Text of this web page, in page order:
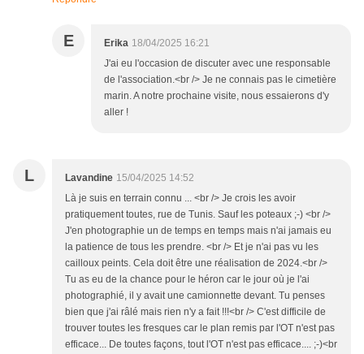
E Erika 18/04/2025 16:21
J'ai eu l'occasion de discuter avec une responsable
de l'association.<br /> Je ne connais pas le cimetière
marin. A notre prochaine visite, nous essaierons d'y
aller !
L Lavandine 15/04/2025 14:52
Là je suis en terrain connu ... <br /> Je crois les avoir
pratiquement toutes, rue de Tunis. Sauf les poteaux ;-) <br />
J'en photographie un de temps en temps mais n'ai jamais eu
la patience de tous les prendre. <br /> Et je n'ai pas vu les
cailloux peints. Cela doit être une réalisation de 2024.<br />
Tu as eu de la chance pour le héron car le jour où je l'ai
photographié, il y avait une camionnette devant. Tu penses
bien que j'ai râlé mais rien n'y a fait !!!<br /> C'est difficile de
trouver toutes les fresques car le plan remis par l'OT n'est pas
efficace... De toutes façons, tout l'OT n'est pas efficace.... ;-)<br